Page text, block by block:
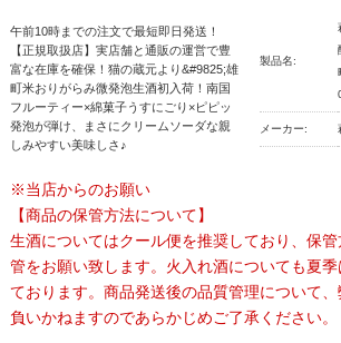
午前10時までの注文で最短即日発送！
【正規取扱店】実店舗と通販の運営で豊
富な在庫を確保！猫の蔵元より&#9825;雄
町米おりがらみ微発泡生酒初入荷！南国
フルーティー×綿菓子うすにごり×ピピッ
発泡が弾け、まさにクリームソーダな親
しみやすい美味しさ♪
製品名:
メーカー:
※当店からのお願い
【商品の保管方法について】
生酒についてはクール便を推奨しており、保
管をお願い致します。火入れ酒についても夏
ております。商品発送後の品質管理について
負いかねますのであらかじめご了承ください。